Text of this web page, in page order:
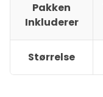
Pakken
Inkluderer
Størrelse